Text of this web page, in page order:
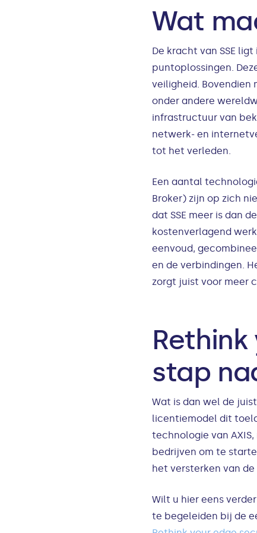
Wat
De kracht van SSE
puntoplossingen.
veiligheid. Bovendien
onder andere
infrastructuur van
netwerk- en
tot het verleden.
Een aantal
Broker) zijn op zich
dat SSE meer is dan
kostenverlagend
eenvoud,
en de verbindingen.
zorgt juist voor meer
stap
Wat is dan wel de
licentiemodel dit
technologie van
bedrijven om te
het versterken van
Wilt u hier eens
te begeleiden bij de